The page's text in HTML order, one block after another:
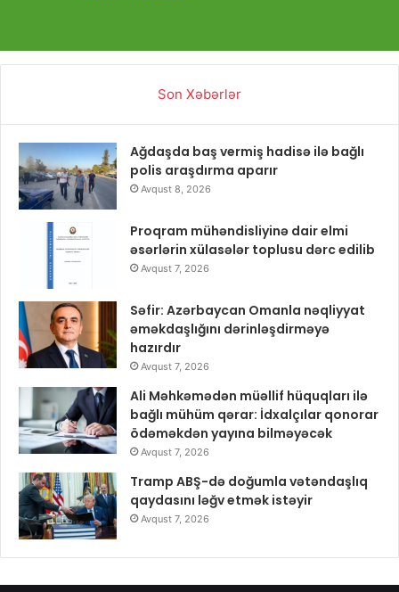
Son Xəbərlər
Ağdaşda baş vermiş hadisə ilə bağlı
polis araşdırma aparır
Avqust 8, 2026
Proqram mühəndisliyinə dair elmi
əsərlərin xülasələr toplusu dərc edilib
Avqust 7, 2026
Səfir: Azərbaycan Omanla nəqliyyat
əməkdaşlığını dərinləşdirməyə
hazırdır
Avqust 7, 2026
Ali Məhkəmədən müəllif hüquqları ilə
bağlı mühüm qərar: İdxalçılar qonorar
ödəməkdən yayına bilməyəcək
Avqust 7, 2026
Tramp ABŞ-də doğumla vətəndaşlıq
qaydasını ləğv etmək istəyir
Avqust 7, 2026